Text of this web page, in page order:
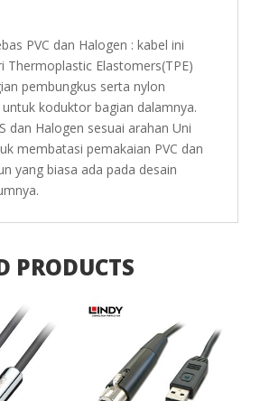
PVC dan Halogen : kabel ini
Thermoplastic Elastomers(TPE)
pembungkus serta nylon
koduktor bagian dalamnya.
dan Halogen sesuai arahan Uni
membatasi pemakaian PVC dan
yang biasa ada pada desain
PRODUCTS